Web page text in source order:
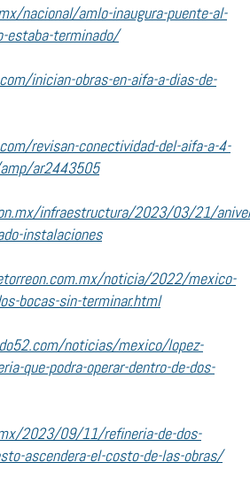
nacional/amlo-inaugura-puente-al-
estaba-terminado/
inician-obras-en-aifa-a-dias-de-
revisan-conectividad-del-aifa-a-4-
ar2443505
infraestructura/2023/03/21/
instalaciones
noticia/2022/mexico-
bocas-sin-terminar.html
noticias/mexico/lopez-
que-podra-operar-dentro-de-dos-
2023/09/11/refineria-de-dos-
ascendera-el-costo-de-las-obras/